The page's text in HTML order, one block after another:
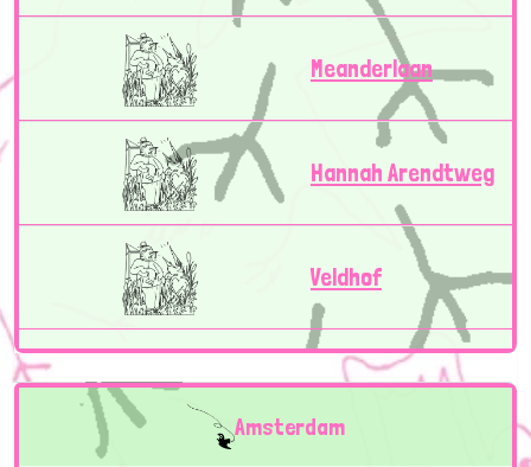
Meanderlaan
Hannah Arendtweg
Veldhof
Amsterdam